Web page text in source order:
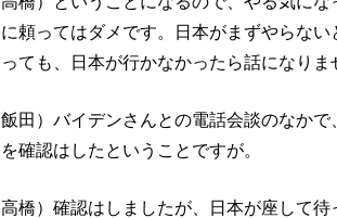
に頼ってはダメです。日本がまずやらな
っても、日本が行かなかったら話になりま
飯田）バイデンさんとの電話会談のなか
を確認はしたということですが。
高橋）確認はしましたが、日本が座して待